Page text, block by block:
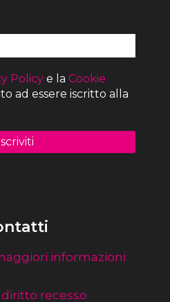
Policy e la Cookie
ad essere iscritto alla
informazioni
recesso